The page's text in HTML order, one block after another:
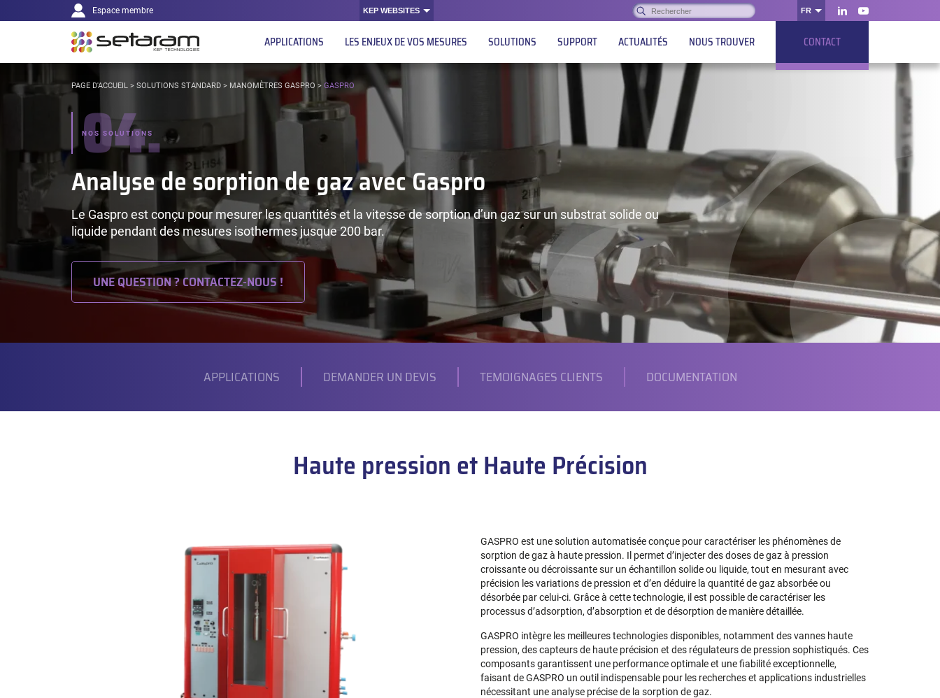
Aller au contenu
principale
Espace membre KEP WEBSITES Rechercher :
OK FR
LinkedInYoutube
APPLICATIONS LES ENJEUX DE VOS MESURES SOLUTIONS SUPPORT ACTUALITÉS NOUS TROUVER CONTACT
VOUS
ÊTES
ICI :
PAGE D'ACCUEIL > SOLUTIONS STANDARD > MANOMÈTRES GASPRO > GASPRO
04.
NOS SOLUTIONS
Analyse de sorption de gaz avec Gaspro
Le Gaspro est conçu pour mesurer les quantités et la vitesse de sorption d’un gaz sur un substrat solide ou
liquide pendant des mesures isothermes jusque 200 bar.
UNE QUESTION ? CONTACTEZ-NOUS !
SOUS-
APPLICATIONS
DEMANDER UN DEVIS TEMOIGNAGES CLIENTS DOCUMENTATION
Haute pression et Haute Précision
GASPRO est une solution automatisée conçue pour caractériser les phénomènes de
sorption de gaz à haute pression. Il permet d’injecter des doses de gaz à pression
croissante ou décroissante sur un échantillon solide ou liquide, tout en mesurant avec
précision les variations de pression et d’en déduire la quantité de gaz absorbée ou
désorbée par celui-ci. Grâce à cette technologie, il est possible de caractériser les
processus d’adsorption, d’absorption et de désorption de manière détaillée.
GASPRO intègre les meilleures technologies disponibles, notamment des vannes haute
pression, des capteurs de haute précision et des régulateurs de pression sophistiqués. Ces
composants garantissent une performance optimale et une fiabilité exceptionnelle,
faisant de GASPRO un outil indispensable pour les recherches et applications industrielles
nécessitant une analyse précise de la sorption de gaz.
Panneau de gestion des cookies